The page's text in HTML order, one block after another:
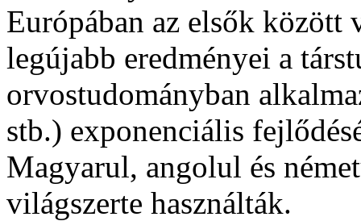
Európában az elsők
legújabb eredményei a
orvostudományban
stb.) exponenciális
Magyarul, angolul és
világszerte használták.